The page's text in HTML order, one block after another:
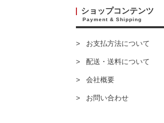
ショップコンテンツ
Payment & Shipping
お支払方法について
配送・送料について
会社概要
お問い合わせ